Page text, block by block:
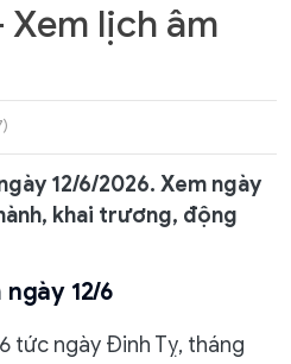
Xem lịch âm
12/6/2026. Xem ngày
khai trương, động
12/6
tức ngày Đinh Tỵ, tháng